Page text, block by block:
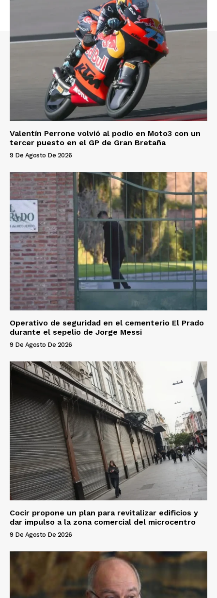
Valentín Perrone volvió al podio en Moto3 con un
tercer puesto en el GP de Gran Bretaña
9 De Agosto De 2026
Operativo de seguridad en el cementerio El Prado
durante el sepelio de Jorge Messi
9 De Agosto De 2026
Cocir propone un plan para revitalizar edificios y
dar impulso a la zona comercial del microcentro
9 De Agosto De 2026